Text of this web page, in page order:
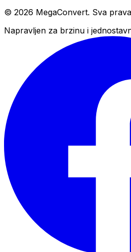
© 2026 MegaConvert. Sva
Napravljen za brzinu i